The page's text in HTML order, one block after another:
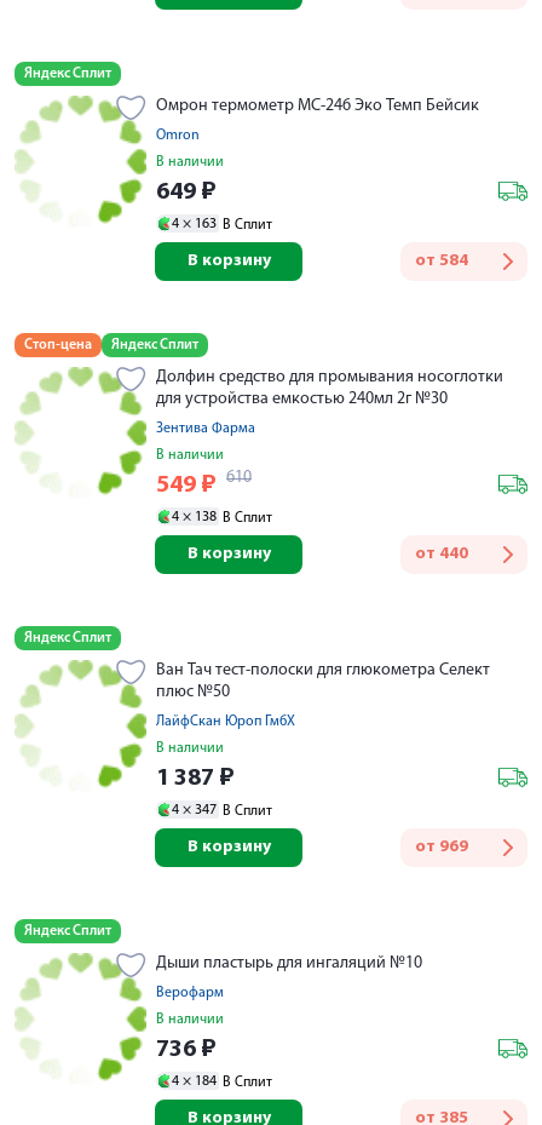
Яндекс Сплит
Омрон термометр MC-246 Эко Темп Бейсик
Omron
В наличии
649 ₽
4 × 163 В Сплит
от 584
В корзину
Стоп-цена Яндекс Сплит
Долфин средство для промывания носоглотки
для устройства емкостью 240мл 2г №30
Зентива Фарма
В наличии
549 ₽ 610
4 × 138 В Сплит
от 440
В корзину
Яндекс Сплит
Ван Тач тест-полоски для глюкометра Селект
плюс №50
ЛайфСкан Юроп ГмбХ
В наличии
1 387 ₽
4 × 347 В Сплит
от 969
В корзину
Яндекс Сплит
Дыши пластырь для ингаляций №10
Верофарм
В наличии
736 ₽
4 × 184 В Сплит
от 385
В корзину